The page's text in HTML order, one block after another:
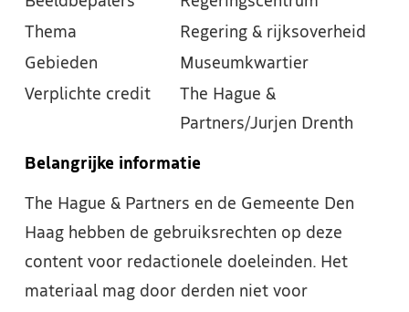
Thema
Regering & rijksoverheid
Gebieden
Museumkwartier
Verplichte credit
The Hague &
Partners/Jurjen Drenth
Belangrijke informatie
The Hague & Partners en de Gemeente Den
Haag hebben de gebruiksrechten op deze
content voor redactionele doeleinden. Het
materiaal mag door derden niet voor